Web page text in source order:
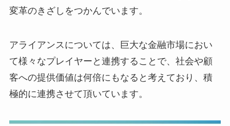
変革のきざしをつかんでいます。
アライアンスについては、巨大な金融市場におい
て様々なプレイヤーと連携することで、社会や顧
客への提供価値は何倍にもなると考えており、積
極的に連携させて頂いています。